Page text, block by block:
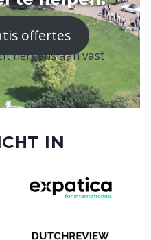
offertes
nergens aan vast
IN